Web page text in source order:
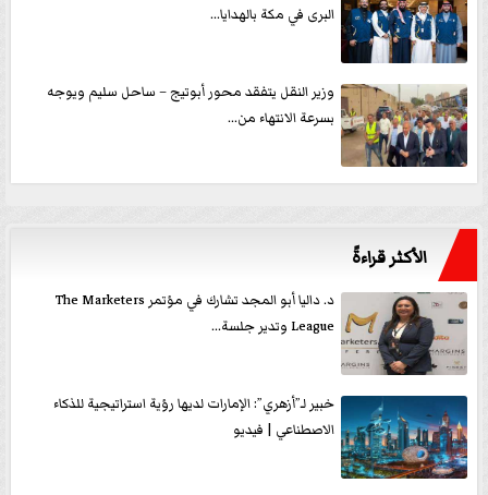
البرى في مكة بالهدايا...
وزير النقل يتفقد محور أبوتيج – ساحل سليم ويوجه
بسرعة الانتهاء من...
الأكثر قراءةً
د. داليا أبو المجد تشارك في مؤتمر The Marketers
League وتدير جلسة...
خبير لـ”أزهري”: الإمارات لديها رؤية استراتيجية للذكاء
الاصطناعي | فيديو